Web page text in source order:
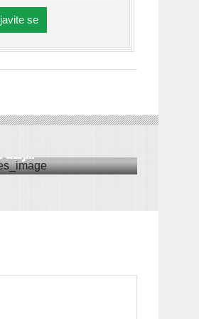
se
VESTI|SREMSKA MITROVICA